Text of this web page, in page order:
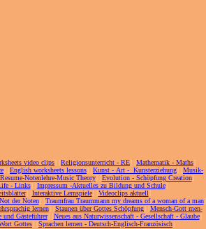
video clips] [Religionsunterricht - RE] [Mathematik - Maths]
] [English worksheets lessons] [Kunst - Art - Kunsterziehung] [Musik-
Notenlehre-Music Theory] [Evolution - Schöpfung Creation]
- Links] [Impressum -Aktuelles zu Bildung und Schule]
] [Interaktive Lernspiele] [Videoclips aktuell]
der Noten] [Traumfrau Traummann my dreams of a woman of a man]
lernen] [Staunen über Gottes Schöpfung] [Mensch-Gott men-
Gästeführer] [Neues aus Naturwissenschaft - Gesellschaft - Glaube]
Gottes] [Sprachen lernen - Deutsch-Englisch-Französisch]